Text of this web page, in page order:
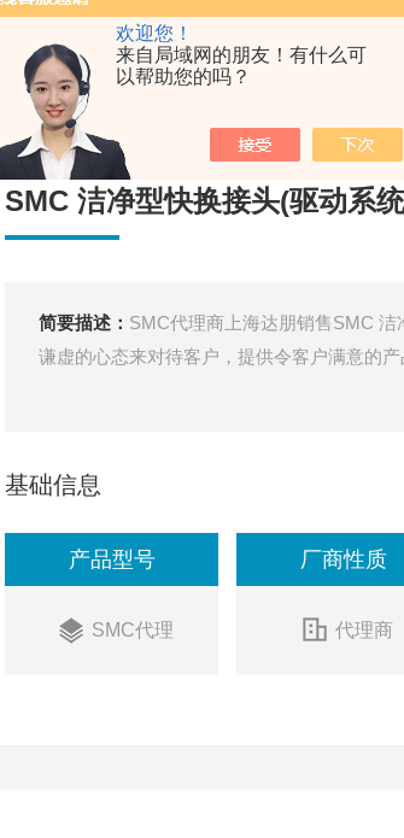
欢迎您！
来自局域网的朋友！有什么可
以帮助您的吗？
SMC 洁净型快换接头(驱动系
简要描述： SMC代理商上海达朋销售SMC
谦虚的心态来对待客户，提供令客户满意的产
基础信息
产品型号
SMC代理
厂商性质
代理商